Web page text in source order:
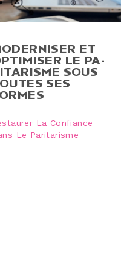
ET
LE PA­
SOUS
SES
La Confiance
Le Paritarisme